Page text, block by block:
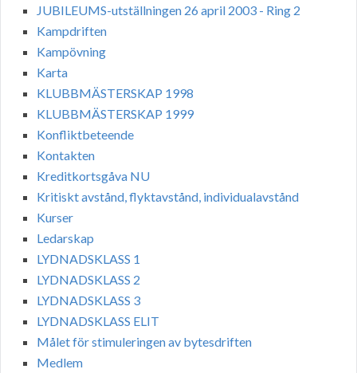
JUBILEUMS-utställningen 26 april 2003 - Ring 2
Kampdriften
Kampövning
Karta
KLUBBMÄSTERSKAP 1998
KLUBBMÄSTERSKAP 1999
Konfliktbeteende
Kontakten
Kreditkortsgåva NU
Kritiskt avstånd, flyktavstånd, individualavstånd
Kurser
Ledarskap
LYDNADSKLASS 1
LYDNADSKLASS 2
LYDNADSKLASS 3
LYDNADSKLASS ELIT
Målet för stimuleringen av bytesdriften
Medlem